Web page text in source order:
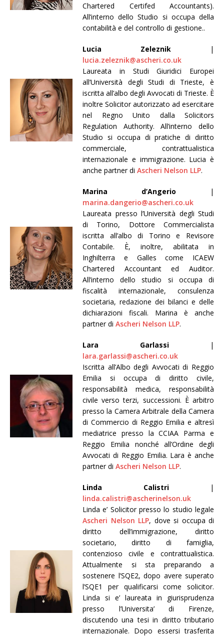
Chartered Certifed Accountants).
All’interno dello Studio si occupa della
contabilità e del controllo di gestione..
Lucia Zeleznik |
lucia.zeleznik@ascheri.co.uk
Laureata in Studi Giuridici Europei
all’Università degli Studi di Trieste, è
iscritta all’albo degli Avvocati di Trieste. È
inoltre Solicitor autorizzato ad esercitare
nel Regno Unito dalla Solicitors
Regulation Authority. All’interno dello
Studio si occupa di pratiche di diritto
commerciale, contrattualistica
internazionale e immigrazione. Lucia è
anche partner di Ascheri Nelson LLP.
Marina d’Angerio |
marina.dangerio@ascheri.co.uk
Laureata presso l’Università degli Studi
di Torino, Dottore Commercialista
iscritta all’albo di Torino e Revisore
Contabile. È, inoltre, abilitata in
Inghilterra e Galles come ICAEW
Chartered Accountant ed Auditor.
All’interno dello studio si occupa di
fiscalità internazionale, consulenza
societaria, redazione dei bilanci e delle
dichiarazioni fiscali. Marina è anche
partner di Ascheri Nelson LLP.
Lara Garlassi|
lara.garlassi@ascheri.co.uk
Iscritta all’Albo degli Avvocati di Reggio
Emilia si occupa di diritto civile,
responsabilità medica, responsabilità
civile verso terzi, successioni. È arbitro
presso la Camera Arbitrale della Camera
di Commercio di Reggio Emilia e altresì
mediatrice presso la CCIAA Parma e
Reggio Emilia nonché all’Ordine degli
Avvocati di Reggio Emilia. Lara è anche
partner di Ascheri Nelson LLP.
Linda Calistri|
linda.calistri@ascherinelson.uk
Linda e’ Solicitor presso lo studio legale
Ascheri Nelson LLP, dove si occupa di
diritto dell’immigrazione, diritto
societario, diritto di famiglia,
contenzioso civile e contrattualistica.
Attualmente si sta preparando a
sostenere l’SQE2, dopo avere superato
l’SQE1 per qualificarsi come solicitor.
Linda si e’ laureata in giurisprudenza
presso l’Universita’ di Firenze,
discutendo una tesi in diritto tributario
internazionale. Dopo essersi trasferita